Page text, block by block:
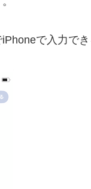
で入力でき